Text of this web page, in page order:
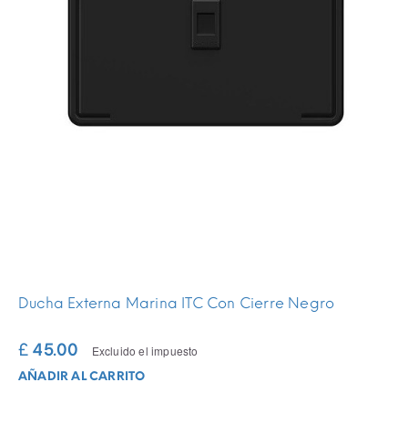
Ducha Externa Marina ITC Con Cierre Negro
£ 45.00 Excluido el impuesto
AÑADIR AL CARRITO